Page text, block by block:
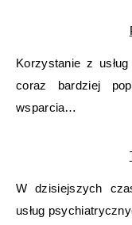
Korzystanie z
coraz bardziej
wsparcia…
W dzisiejszych
usług